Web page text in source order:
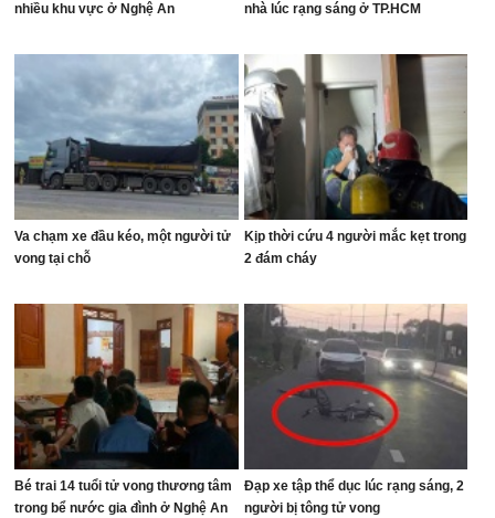
nhiều khu vực ở Nghệ An
nhà lúc rạng sáng ở TP.HCM
Va chạm xe đầu kéo, một người tử
vong tại chỗ
Kịp thời cứu 4 người mắc kẹt trong
2 đám cháy
Bé trai 14 tuổi tử vong thương tâm
trong bể nước gia đình ở Nghệ An
Đạp xe tập thể dục lúc rạng sáng, 2
người bị tông tử vong